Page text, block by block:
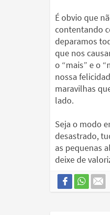
É obvio que
contentando
deparamos
que nos
o “mais” e o
nossa
maravilhas
lado.
Seja o modo
desastrado,
as pequenas
deixe de